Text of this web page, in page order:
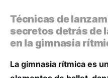
Técnicas de
secretos detrás de
en la gimnasia
La gimnasia rítmica es